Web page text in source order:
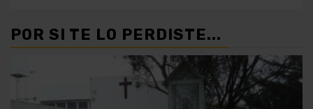
POR SI TE LO PERDISTE...